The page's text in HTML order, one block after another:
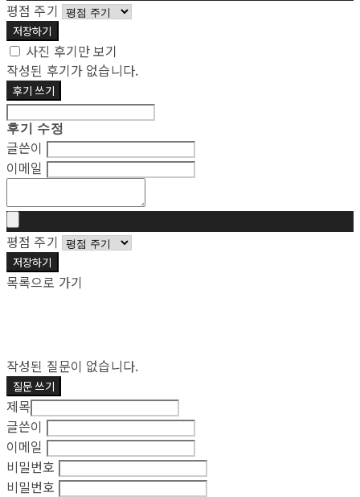
평점 주기
저장하기
사진 후기만 보기
작성된 후기가 없습니다.
후기 쓰기
후기 수정
글쓴이
이메일
평점 주기
저장하기
목록으로 가기
작성된 질문이 없습니다.
질문 쓰기
제목
글쓴이
이메일
비밀번호
비밀번호